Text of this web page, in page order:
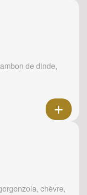
de dinde,
chèvre,